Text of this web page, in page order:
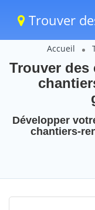
Trouver
Accueil
Trouver des
Développer
chantiers-